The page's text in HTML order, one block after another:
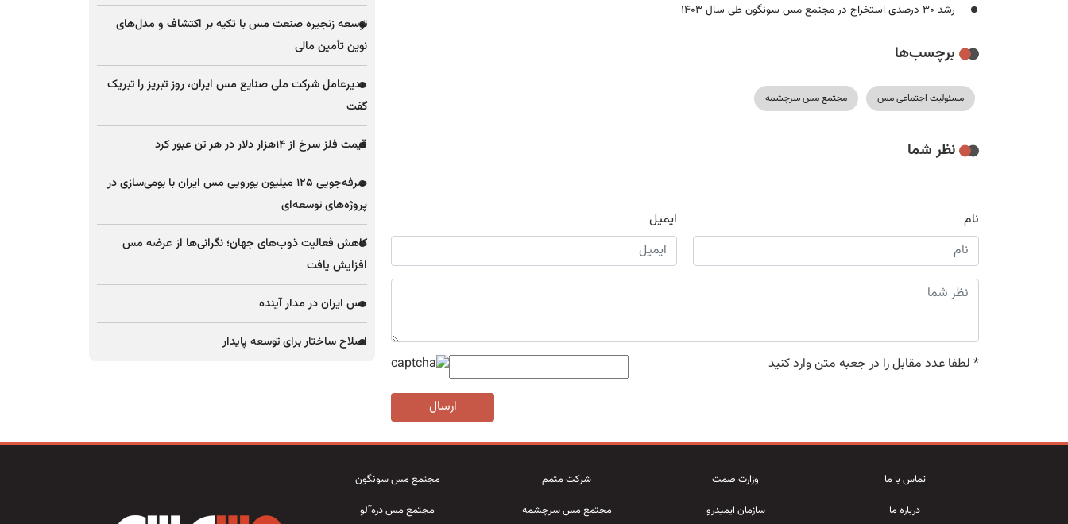
رشد ۳۰ درصدی استخراج در مجتمع مس سونگون طی سال ۱۴۰۳
برچسب‌ها
مسئولیت اجتماعی مس مجتمع مس سرچشمه
نظر شما
نام ایمیل
* لطفا عدد مقابل را در جعبه متن وارد کنید
ارسال
توسعه زنجیره صنعت مس با تکیه بر اکتشاف و مدل‌های
نوین تأمین مالی
مدیرعامل شرکت ملی صنایع مس ایران، روز تبریز را تبریک
گفت
قیمت فلز سرخ از ۱۴هزار دلار در هر تن عبور کرد
صرفه‌جویی ۱۲۵ میلیون یورویی مس ایران با بومی‌سازی در
پروژه‌های توسعه‌ای
کاهش فعالیت ذوب‌های جهان؛ نگرانی‌ها از عرضه مس
افزایش یافت
مس ایران در مدار آینده
اصلاح ساختار برای توسعه پایدار
تماس با ما
درباره ما
وزارت صمت
سازمان ایمیدرو
شرکت متمم
مجتمع مس سرچشمه
مجتمع مس سونگون
مجتمع مس دره‌آلو